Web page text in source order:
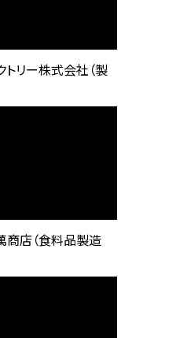
トリー株式会社（製
店（食料品製造